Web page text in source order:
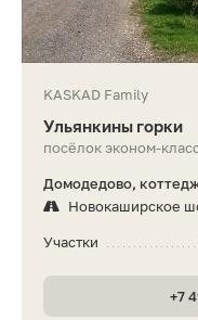
KASKAD Family
Ульянкины горки
посёлок эконом-
Домодедово,
Новокаширское
Участки
+7